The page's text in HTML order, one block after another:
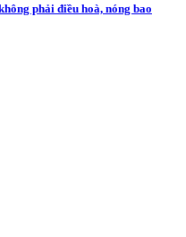
phải điều hoà, nóng bao